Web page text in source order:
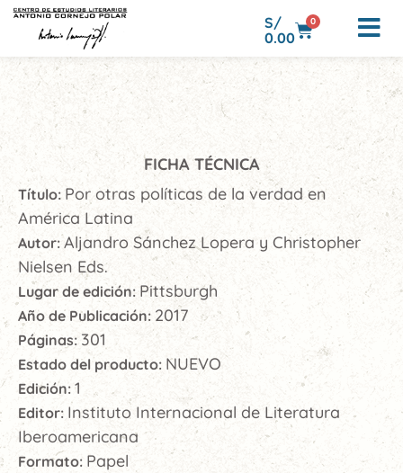
S/
0.00
0
FICHA TÉCNICA
Título: Por otras políticas de la verdad en
América Latina
Autor: Aljandro Sánchez Lopera y Christopher
Nielsen Eds.
Lugar de edición: Pittsburgh
Año de Publicación: 2017
Páginas: 301
Estado del producto: NUEVO
Edición: 1
Editor: Instituto Internacional de Literatura
Iberoamericana
Formato: Papel